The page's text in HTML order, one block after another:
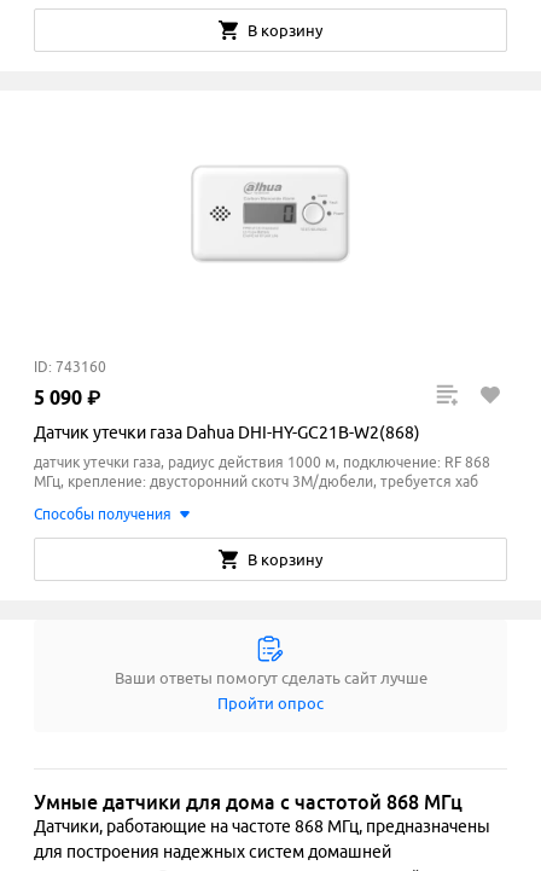
В корзину
ID: 743160
5 090 ₽
Датчик утечки газа Dahua DHI-HY-GC21B-W2(868)
датчик утечки газа, радиус действия 1000 м, подключение: RF 868
МГц, крепление: двусторонний скотч 3М/дюбели, требуется хаб
Способы получения
В корзину
Ваши ответы помогут сделать сайт лучше
Пройти опрос
Умные датчики для дома с частотой 868 МГц
Датчики, работающие на частоте 868 МГц, предназначены
для построения надежных систем домашней